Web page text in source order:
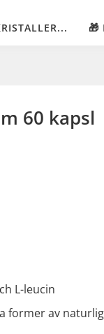
🎁
60 kapsl
L-leucin
former av